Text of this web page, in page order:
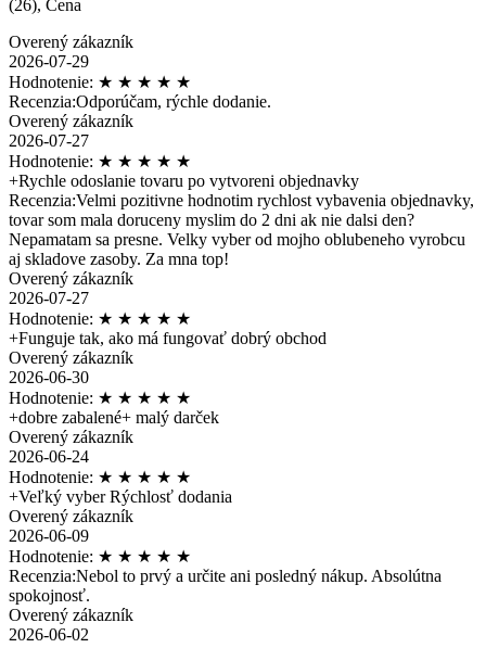
(26), Cena
Overený zákazník
2026-07-29
Hodnotenie: ★ ★ ★ ★ ★
Recenzia:Odporúčam, rýchle dodanie.
Overený zákazník
2026-07-27
Hodnotenie: ★ ★ ★ ★ ★
+Rychle odoslanie tovaru po vytvoreni objednavky
Recenzia:Velmi pozitivne hodnotim rychlost vybavenia objednavky,
tovar som mala doruceny myslim do 2 dni ak nie dalsi den?
Nepamatam sa presne. Velky vyber od mojho oblubeneho vyrobcu
aj skladove zasoby. Za mna top!
Overený zákazník
2026-07-27
Hodnotenie: ★ ★ ★ ★ ★
+Funguje tak, ako má fungovať dobrý obchod
Overený zákazník
2026-06-30
Hodnotenie: ★ ★ ★ ★ ★
+dobre zabalené+ malý darček
Overený zákazník
2026-06-24
Hodnotenie: ★ ★ ★ ★ ★
+Veľký vyber Rýchlosť dodania
Overený zákazník
2026-06-09
Hodnotenie: ★ ★ ★ ★ ★
Recenzia:Nebol to prvý a určite ani posledný nákup. Absolútna
spokojnosť.
Overený zákazník
2026-06-02